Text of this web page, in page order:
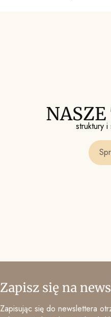
struktury
Zapisz się na
Zapisując się do newslettera